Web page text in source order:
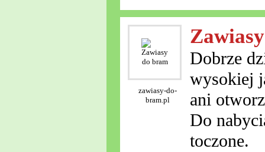
zawiasy-do-
bram.pl
Dobrze
wysokiej
ani
Do
toczone.